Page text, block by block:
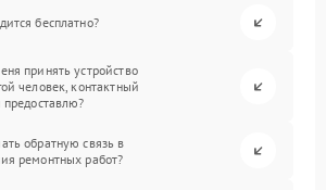
бесплатно?
принять устройство
человек, контактный
предоставлю?
обратную связь в
ремонтных работ?